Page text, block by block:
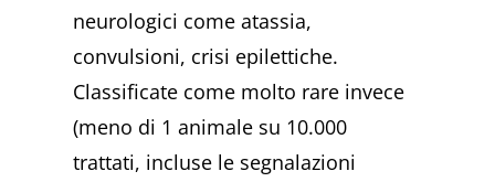
neurologici come atassia,
convulsioni, crisi epilettiche.
Classificate come molto rare invece
(meno di 1 animale su 10.000
trattati, incluse le segnalazioni